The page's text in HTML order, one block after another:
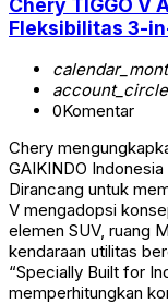
Chery TIGGO V
Fleksibilitas 3-
account_circle
0Komentar
Chery
GAIKINDO
Dirancang untuk
V mengadopsi
elemen SUV, ruang
kendaraan utilitas
“Specially Built for
memperhitungkan